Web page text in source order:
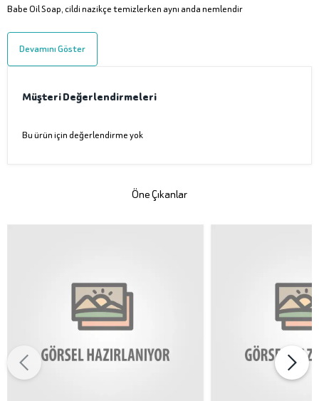
Babe Oil Soap, cildi nazikçe temizlerken aynı anda nemlendir
Devamını Göster
Müşteri Değerlendirmeleri
Bu ürün için değerlendirme yok
Öne Çıkanlar